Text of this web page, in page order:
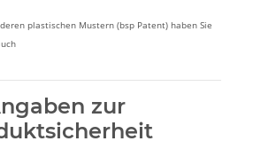
plastischen Mustern (bsp Patent) haben Sie
zur